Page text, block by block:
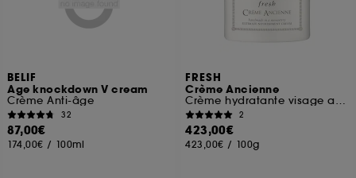
BELIF
Age knockdown V cream
Crème Anti-âge
32
87,00€
174,00€ / 100ml
FRESH
Crème Ancienne
Crème hydratante visage anti-âge
2
423,00€
423,00€ / 100g